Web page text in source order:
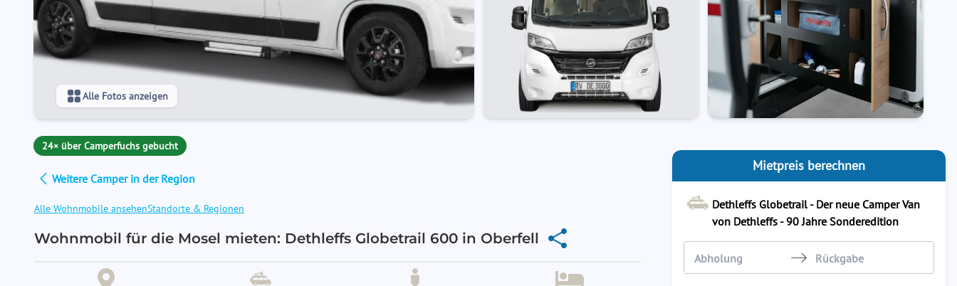
Alle Fotos anzeigen
24× über Camperfuchs gebucht
Weitere Camper in der Region
Alle Wohnmobile ansehenStandorte & Regionen
Wohnmobil für die Mosel mieten: Dethleffs Globetrail 600 in Oberfell
Mietpreis berechnen
Dethleffs Globetrail - Der neue Camper Van
von Dethleffs - 90 Jahre Sonderedition